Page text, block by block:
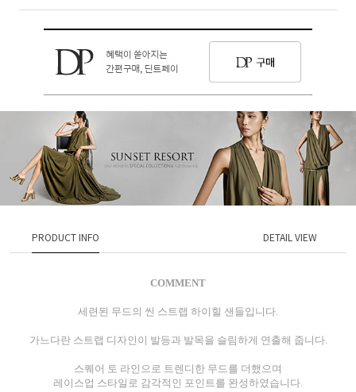
PRODUCT INFO DETAIL VIEW
COMMENT
세련된 무드의 씬 스트랩 하이힐 샌들입니다.
가느다란 스트랩 디자인이 발등과 발목을 슬림하게 연출해 줍니다.
스퀘어 토 라인으로 트렌디한 무드를 더했으며
레이스업 스타일로 감각적인 포인트를 완성하였습니다.